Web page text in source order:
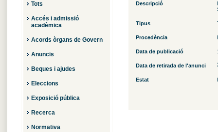
Tots
Accés i admissió
acadèmica
Acords òrgans de Govern
Anuncis
Beques i ajudes
Eleccions
Exposició pública
Recerca
Normativa
Descripció
Tipus
Procedència
Data de publicació
Data de retirada de l'anunci
Estat